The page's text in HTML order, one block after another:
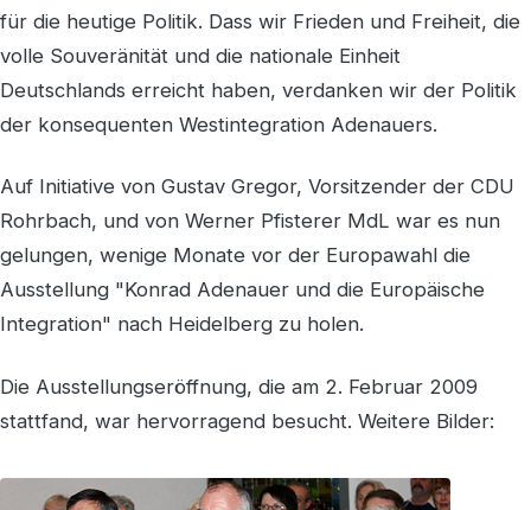
für die heutige Politik. Dass wir Frieden und Freiheit, die
volle Souveränität und die nationale Einheit
Deutschlands erreicht haben, verdanken wir der Politik
der konsequenten Westintegration Adenauers.
Auf Initiative von Gustav Gregor, Vorsitzender der CDU
Rohrbach, und von Werner Pfisterer MdL war es nun
gelungen, wenige Monate vor der Europawahl die
Ausstellung "Konrad Adenauer und die Europäische
Integration" nach Heidelberg zu holen.
Die Ausstellungseröffnung, die am 2. Februar 2009
stattfand, war hervorragend besucht. Weitere Bilder: